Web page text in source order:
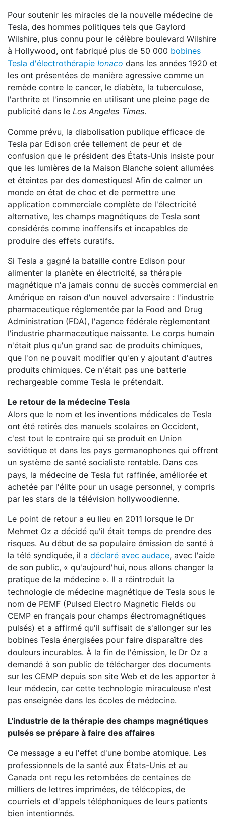
Pour soutenir les miracles de la nouvelle médecine de
Tesla, des hommes politiques tels que Gaylord
Wilshire, plus connu pour le célèbre boulevard Wilshire
à Hollywood, ont fabriqué plus de 50 000 bobines
Tesla d'électrothérapie Ionaco dans les années 1920 et
les ont présentées de manière agressive comme un
remède contre le cancer, le diabète, la tuberculose,
l'arthrite et l'insomnie en utilisant une pleine page de
publicité dans le Los Angeles Times.
Comme prévu, la diabolisation publique efficace de
Tesla par Edison crée tellement de peur et de
confusion que le président des États-Unis insiste pour
que les lumières de la Maison Blanche soient allumées
et éteintes par des domestiques! Afin de calmer un
monde en état de choc et de permettre une
application commerciale complète de l'électricité
alternative, les champs magnétiques de Tesla sont
considérés comme inoffensifs et incapables de
produire des effets curatifs.
Si Tesla a gagné la bataille contre Edison pour
alimenter la planète en électricité, sa thérapie
magnétique n'a jamais connu de succès commercial en
Amérique en raison d'un nouvel adversaire : l'industrie
pharmaceutique réglementée par la Food and Drug
Administration (FDA), l'agence fédérale règlementant
l'industrie pharmaceutique naissante. Le corps humain
n'était plus qu'un grand sac de produits chimiques,
que l'on ne pouvait modifier qu'en y ajoutant d'autres
produits chimiques. Ce n'était pas une batterie
rechargeable comme Tesla le prétendait.
Le retour de la médecine Tesla
Alors que le nom et les inventions médicales de Tesla
ont été retirés des manuels scolaires en Occident,
c'est tout le contraire qui se produit en Union
soviétique et dans les pays germanophones qui offrent
un système de santé socialiste rentable. Dans ces
pays, la médecine de Tesla fut raffinée, améliorée et
achetée par l'élite pour un usage personnel, y compris
par les stars de la télévision hollywoodienne.
Le point de retour a eu lieu en 2011 lorsque le Dr
Mehmet Oz a décidé qu'il était temps de prendre des
risques. Au début de sa populaire émission de santé à
la télé syndiquée, il a déclaré avec audace, avec l'aide
de son public, « qu'aujourd'hui, nous allons changer la
pratique de la médecine ». Il a réintroduit la
technologie de médecine magnétique de Tesla sous le
nom de PEMF (Pulsed Electro Magnetic Fields ou
CEMP en français pour champs électromagnétiques
pulsés) et a affirmé qu'il suffisait de s'allonger sur les
bobines Tesla énergisées pour faire disparaître des
douleurs incurables. À la fin de l'émission, le Dr Oz a
demandé à son public de télécharger des documents
sur les CEMP depuis son site Web et de les apporter à
leur médecin, car cette technologie miraculeuse n'est
pas enseignée dans les écoles de médecine.
L'industrie de la thérapie des champs magnétiques
pulsés se prépare à faire des affaires
Ce message a eu l'effet d'une bombe atomique. Les
professionnels de la santé aux États-Unis et au
Canada ont reçu les retombées de centaines de
milliers de lettres imprimées, de télécopies, de
courriels et d'appels téléphoniques de leurs patients
bien intentionnés.